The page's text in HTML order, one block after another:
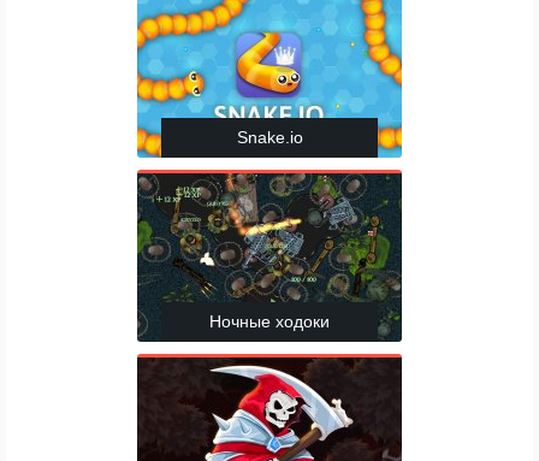
Snake.io
Ночные ходоки